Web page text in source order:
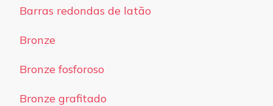
Barras redondas de latão
Bronze
Bronze fosforoso
Bronze grafitado